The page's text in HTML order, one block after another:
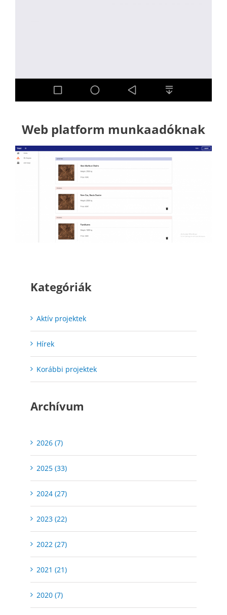
Web platform munkaadóknak
Kategóriák
Aktív projektek
Hírek
Korábbi projektek
Archívum
2026 (7)
2025 (33)
2024 (27)
2023 (22)
2022 (27)
2021 (21)
2020 (7)